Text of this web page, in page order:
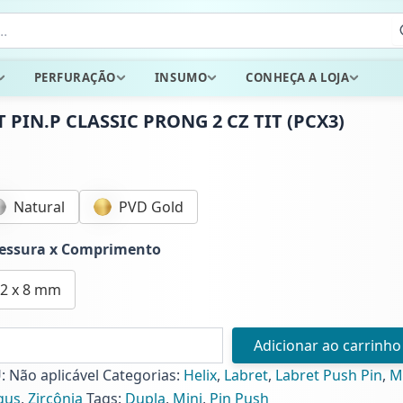
PERFURAÇÃO INSUMO CONHEÇA A LOJA
PIN.P CLASSIC PRONG 2 CZ TIT (PCX3)
Natural
PVD Gold
x Comprimento
x 8 mm
Adicionar ao carrinho
Não aplicável Categorias: Helix, Labret, Labret Push Pin,
,Zircônia Tags: Dupla, Mini, Pin Push